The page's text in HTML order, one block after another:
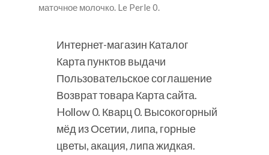
маточное молочко. Le Perle 0.
Интернет-магазин Каталог
Карта пунктов выдачи
Пользовательское соглашение
Возврат товара Карта сайта.
Hollow 0. Кварц 0. Высокогорный
мёд из Осетии, липа, горные
цветы, акация, липа жидкая.